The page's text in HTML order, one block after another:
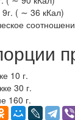
( ∼ 36 кКал)
10 г.
30 г.
160 г.